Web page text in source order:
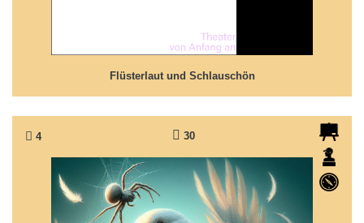
Flüsterlaut und Schlauschön
4 30